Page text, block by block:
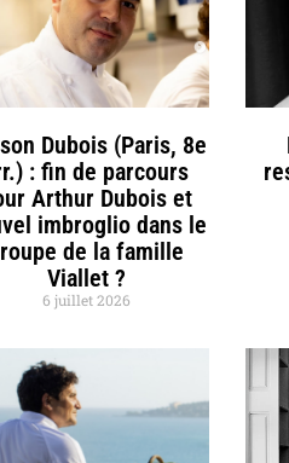
Dubois (Paris, 8e
: fin de parcours
Arthur Dubois et
imbroglio dans le
de la famille
Viallet ?
6 juillet 2026